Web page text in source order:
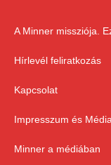
A Minner missziója.
Hírlevél feliratkozás
Kapcsolat
Impresszum és
Minner a médiában